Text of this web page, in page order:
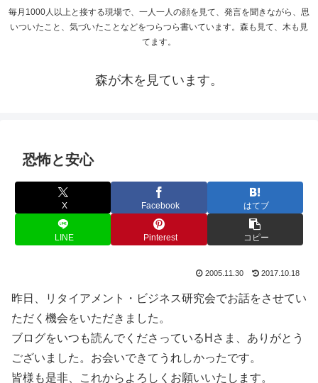
毎月1000人以上と接する現場で、一人一人の顔を見て、発言を聞きながら、思
いついたこと、気づいたことなどをつらつら書いています。森も見て、木も見
てます。
森が木を見ています。
恐怖と安心
X Facebook はてブ
LINE Pinterest コピー
2005.11.30 2017.10.18
昨日、リタイアメント・ビジネス研究会でお話をさせてい
ただく機会をいただきました。
ブログをいつも読んでくださっているHさま、ありがとう
ございました。お会いできてうれしかったです。
皆様も是非、これからよろしくお願いいたします。